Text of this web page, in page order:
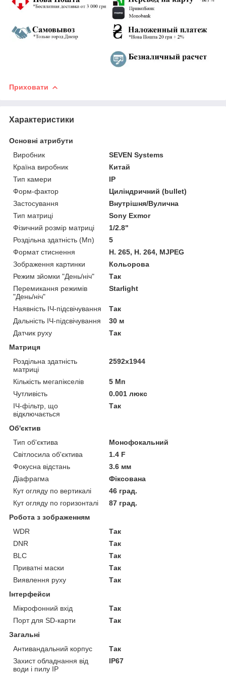
Приховати
Характеристики
Основні атрибути
Виробник
SEVEN Systems
Країна виробник
Китай
Тип камери
IP
Форм-фактор
Циліндричний (bullet)
Застосування
Внутрішня/Вулична
Тип матриці
Sony Exmor
Фізичний розмір матриці
1/2.8"
Роздільна здатність (Мп)
5
Формат стиснення
H. 265, H. 264, MJPEG
Зображення картинки
Кольорова
Режим зйомки "День/ніч"
Так
Перемикання режимів
"День/ніч"
Starlight
Наявність ІЧ-підсвічування
Так
Дальність ІЧ-підсвічування
30 м
Датчик руху
Так
Матриця
Роздільна здатність
матриці
2592x1944
Кількість мегапікселів
5 Мп
Чутливість
0.001 люкс
ІЧ-фільтр, що
відключається
Так
Об'єктив
Тип об'єктива
Монофокальний
Світлосила об'єктива
1.4 F
Фокусна відстань
3.6 мм
Діафрагма
Фіксована
Кут огляду по вертикалі
46 град.
Кут огляду по горизонталі
87 град.
Робота з зображенням
WDR
Так
DNR
Так
BLC
Так
Приватні маски
Так
Виявлення руху
Так
Інтерфейси
Мікрофонний вхід
Так
Порт для SD-карти
Так
Загальні
Антивандальний корпус
Так
Захист обладнання від
води і пилу IP
IP67